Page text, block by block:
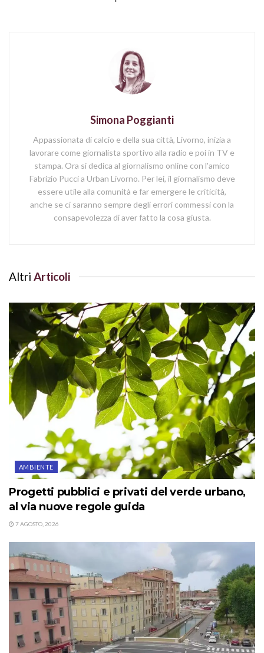
Simona Poggianti
Appassionata di calcio e della sua città, Livorno, inizia a
lavorare come giornalista sportivo alla radio e poi in TV e
stampa. Ora si dedica al giornalismo online con l'amico
Fabrizio Pucci a Urban Livorno. Per lei, il giornalismo deve
essere utile alla comunità e far emergere le criticità,
anche se ci saranno sempre degli errori commessi con la
consapevolezza di aver fatto la cosa giusta.
Altri Articoli
AMBIENTE
Progetti pubblici e privati del verde urbano,
al via nuove regole guida
7 AGOSTO, 2026